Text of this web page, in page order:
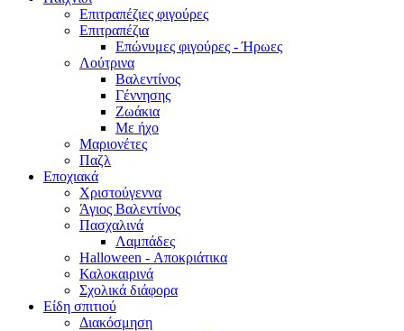
Επιτραπέζιες φιγούρες
Επιτραπέζια
Επώνυμες φιγούρες - Ήρωες
Λούτρινα
Βαλεντίνος
Γέννησης
Ζωάκια
Με ήχο
Μαριονέτες
Παζλ
Εποχιακά
Χριστούγεννα
Άγιος Βαλεντίνος
Πασχαλινά
Λαμπάδες
Halloween - Αποκριάτικα
Καλοκαιρινά
Σχολικά διάφορα
Είδη σπιτιού
Διακόσμηση